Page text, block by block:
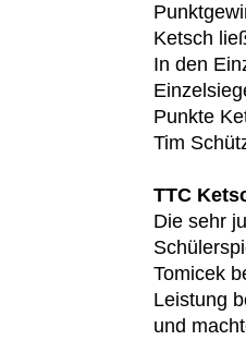
Ketsch
In den
Punkte
Tim
TTC
Die sehr
Tomicek
Leistung
und